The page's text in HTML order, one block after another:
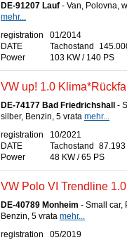
DE-91207 Lauf - Van, Polovna,
mehr...
registration
DATE
01/2014
Tachostand
Power
103 KW / 140 PS
VW up! 1.0
DE-74177 Bad Friedrichshall
-
silber, Benzin, 5 vrata mehr...
registration
DATE
10/2021
Tachostand
87.193
Power
48 KW / 65 PS
VW Polo VI Trendline
DE-40789 Monheim - Small car,
Benzin, 5 vrata mehr...
registration
05/2019